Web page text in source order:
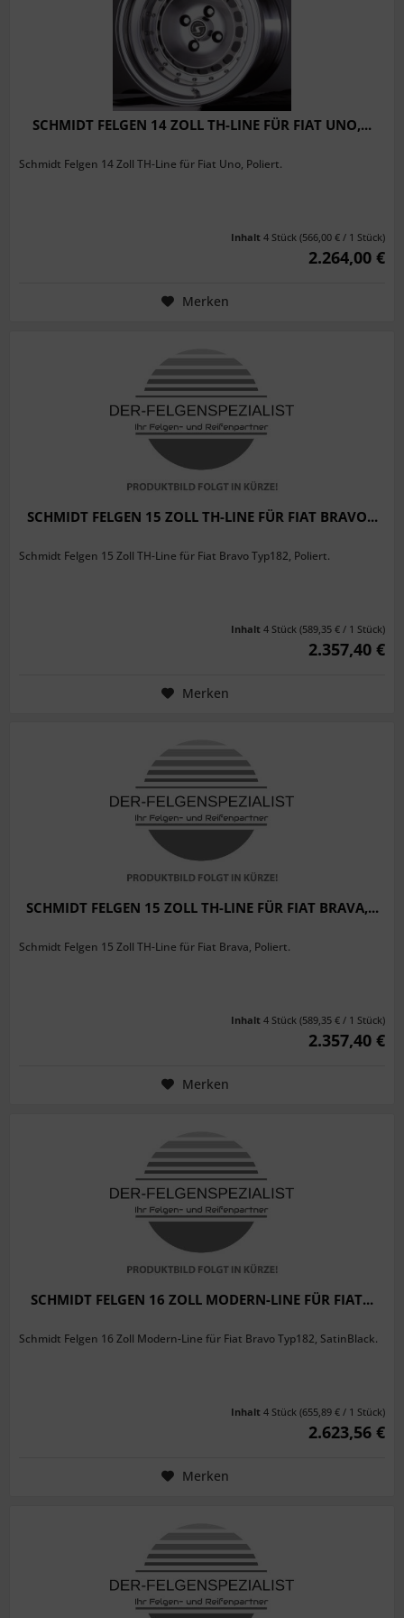
SCHMIDT FELGEN 14 ZOLL TH-LINE FÜR FIAT UNO,...
Schmidt Felgen 14 Zoll TH-Line für Fiat Uno, Poliert.
Inhalt 4 Stück (566,00 € / 1 Stück)
2.264,00 €
Merken
SCHMIDT FELGEN 15 ZOLL TH-LINE FÜR FIAT BRAVO...
Schmidt Felgen 15 Zoll TH-Line für Fiat Bravo Typ182, Poliert.
Inhalt 4 Stück (589,35 € / 1 Stück)
2.357,40 €
Merken
SCHMIDT FELGEN 15 ZOLL TH-LINE FÜR FIAT BRAVA,...
Schmidt Felgen 15 Zoll TH-Line für Fiat Brava, Poliert.
Inhalt 4 Stück (589,35 € / 1 Stück)
2.357,40 €
Merken
SCHMIDT FELGEN 16 ZOLL MODERN-LINE FÜR FIAT...
Schmidt Felgen 16 Zoll Modern-Line für Fiat Bravo Typ182, SatinBlack.
Inhalt 4 Stück (655,89 € / 1 Stück)
2.623,56 €
Merken